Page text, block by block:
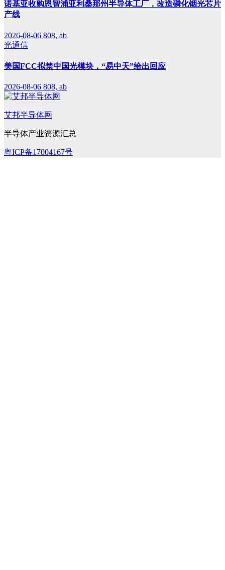
诺基亚收购恩智浦亚利桑那州半导体工厂，改造磷化铟光芯片
产线
2026-08-06 808, ab
光通信
美国FCC拟禁中国光模块，“易中天”给出回应
2026-08-06 808, ab
艾邦半导体网
半导体产业资源汇总
粤ICP备17004167号